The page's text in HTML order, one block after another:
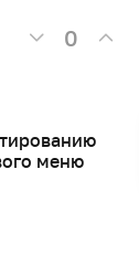
0
меню